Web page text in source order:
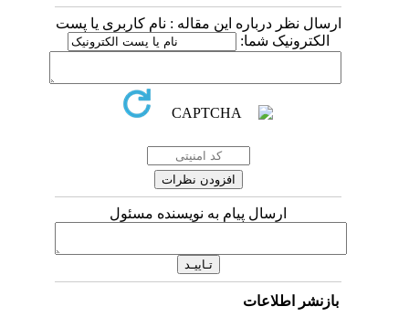
ارسال نظر درباره این مقاله : نام کاربری یا پست
الکترونیک شما:
ارسال پیام به نویسنده مسئول
بازنشر اطلاعات